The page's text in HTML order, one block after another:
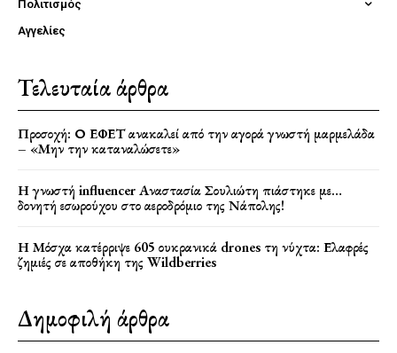
Πολιτισμός
Αγγελίες
Τελευταία άρθρα
Προσοχή: Ο ΕΦΕΤ ανακαλεί από την αγορά γνωστή μαρμελάδα
– «Μην την καταναλώσετε»
Η γνωστή influencer Αναστασία Σουλιώτη πιάστηκε με…
δονητή εσωρούχου στο αεροδρόμιο της Νάπολης!
Η Μόσχα κατέρριψε 605 ουκρανικά drones τη νύχτα: Ελαφρές
ζημιές σε αποθήκη της Wildberries
Δημοφιλή άρθρα